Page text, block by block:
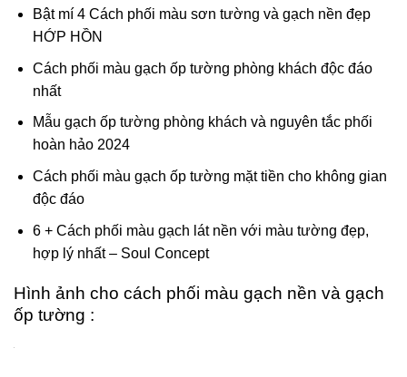
Bật mí 4 Cách phối màu sơn tường và gạch nền đẹp
HỚP HỒN
Cách phối màu gạch ốp tường phòng khách độc đáo
nhất
Mẫu gạch ốp tường phòng khách và nguyên tắc phối
hoàn hảo 2024
Cách phối màu gạch ốp tường mặt tiền cho không gian
độc đáo
6 + Cách phối màu gạch lát nền với màu tường đẹp,
hợp lý nhất – Soul Concept
Hình ảnh cho cách phối màu gạch nền và gạch
ốp tường :